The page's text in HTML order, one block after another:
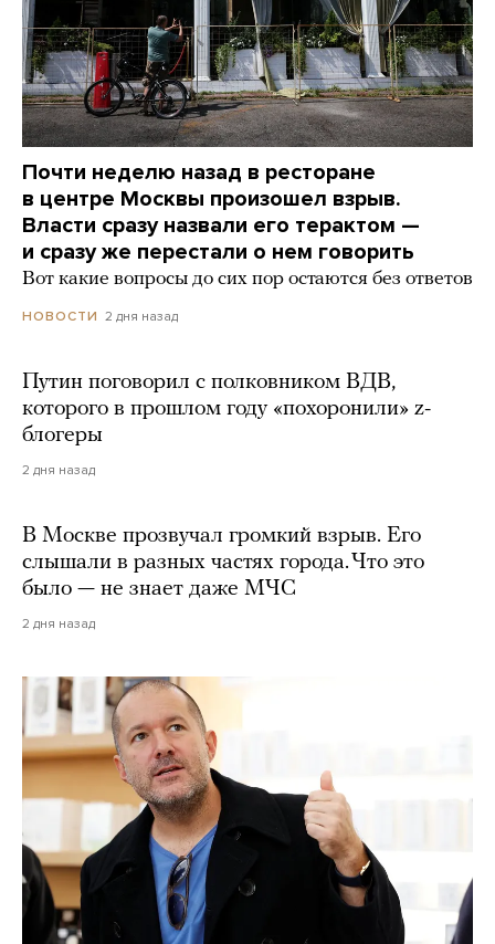
Почти неделю назад в ресторане
в центре Москвы произошел взрыв.
Власти сразу назвали его терактом —
и сразу же перестали о нем говорить
Вот какие вопросы до сих пор остаются без ответов
НОВОСТИ 2 дня назад
Путин поговорил с полковником ВДВ,
которого в прошлом году «похоронили» z-
блогеры
2 дня назад
В Москве прозвучал громкий взрыв. Его
слышали в разных частях города. Что это
было — не знает даже МЧС
2 дня назад